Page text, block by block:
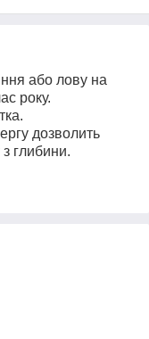
або лову на
року.
дозволить
з глибини.